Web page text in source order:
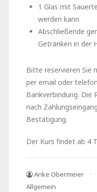
1 Glas mit
werden kann
Abschließende
Getränken in der
Bitte reservieren Sie
per email oder
Bankverbindung. Die
nach
Bestätigung.
Der Kurs findet ab 4
Anke Obermeier
Allgemein